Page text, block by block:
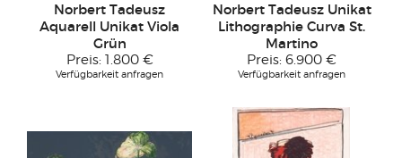
Norbert Tadeusz
Aquarell Unikat Viola
Grün
Preis: 1.800 €
Verfügbarkeit anfragen
Norbert Tadeusz Unikat
Lithographie Curva St.
Martino
Preis: 6.900 €
Verfügbarkeit anfragen